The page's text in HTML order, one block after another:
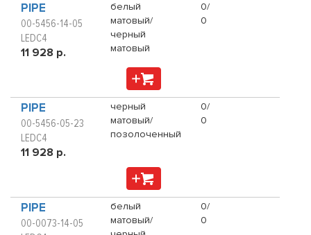
PIPE
00-5456-14-05
LEDC4
11 928 р.
белый
матовый/
черный
матовый
0/
0
PIPE
00-5456-05-23
LEDC4
11 928 р.
черный
матовый/
позолоченный
0/
0
PIPE
00-0073-14-05
белый
матовый/
0/
0